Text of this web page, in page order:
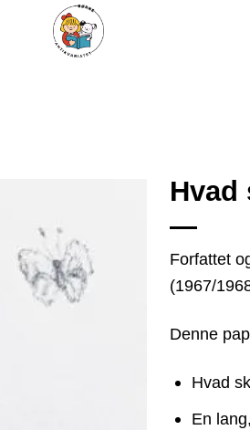
Hvad
Forfattet
(1967/
Denne
Hvad
En